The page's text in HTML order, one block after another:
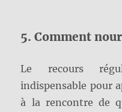
5. Comment
Le recours
indispensable pour
à la rencontre de